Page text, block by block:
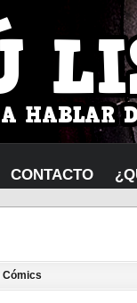
CONTACTO
Cómics